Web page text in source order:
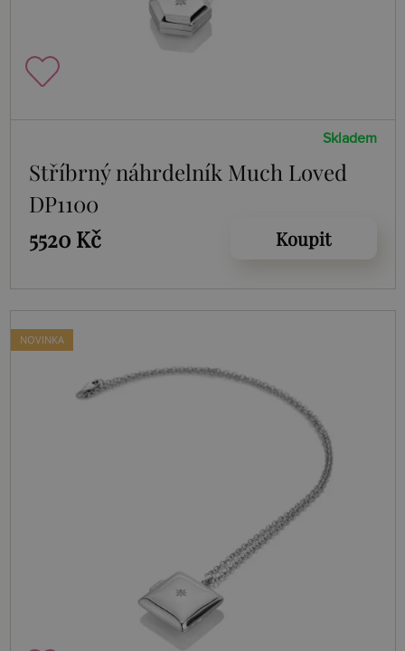
Skladem
Stříbrný náhrdelník Much Loved
DP1100
5520 Kč
Koupit
NOVINKA